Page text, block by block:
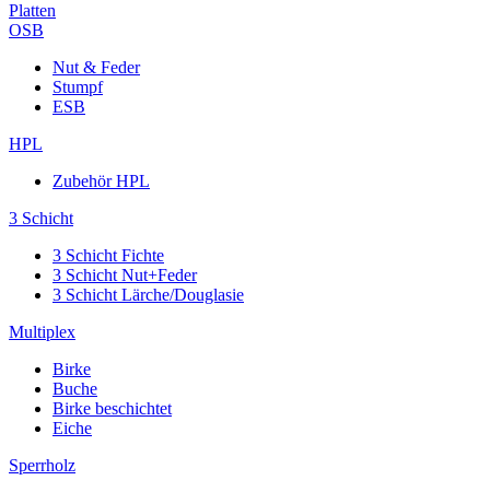
Platten
OSB
Nut & Feder
Stumpf
ESB
HPL
Zubehör HPL
3 Schicht
3 Schicht Fichte
3 Schicht Nut+Feder
3 Schicht Lärche/Douglasie
Multiplex
Birke
Buche
Birke beschichtet
Eiche
Sperrholz